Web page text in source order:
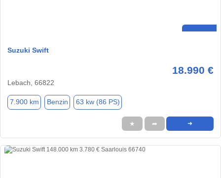
Suzuki Swift
18.990 €
Lebach, 66822
7.900 km Benzin 63 kw (86 PS)
★ ➦ ➜